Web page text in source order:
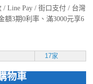
Line Pay / 街口支付 / 台灣
額3期0利率、滿3000元享6
17家
物車